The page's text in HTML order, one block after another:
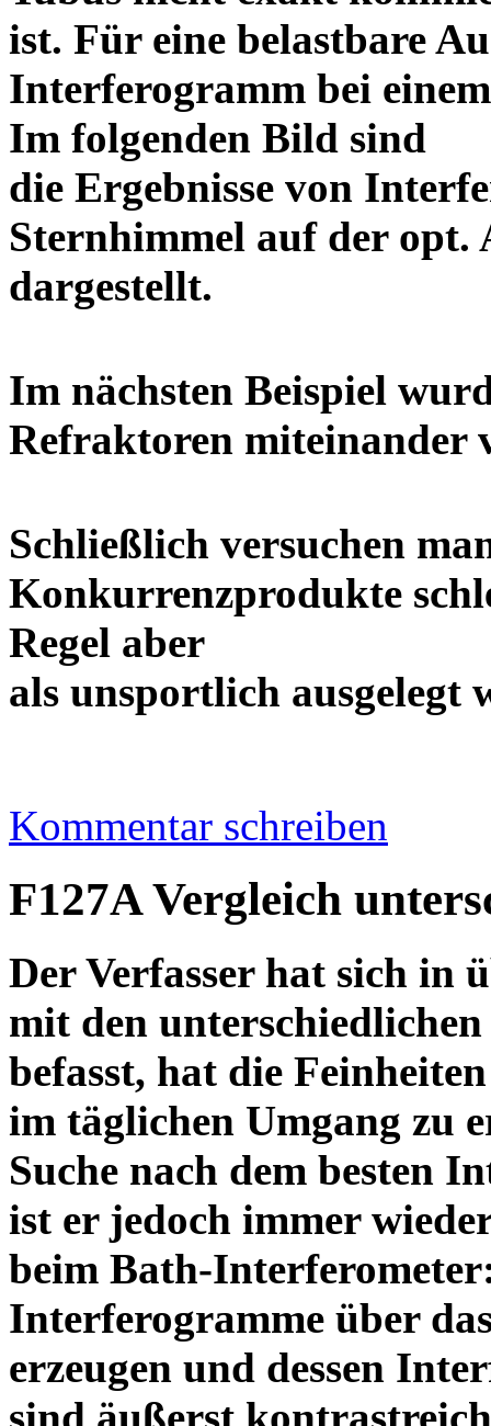
ist. Für eine belastbare
Interferogramm bei
Im folgenden Bild sind
die Ergebnisse von
Sternhimmel auf der opt.
Im nächsten Beispiel
Refraktoren
Schließlich versuchen
Konkurrenzprodukte
Regel aber
als unsportlich
Kommentar schreiben
F127A Vergleich
Der Verfasser hat sich in
mit den
befasst, hat die Feinheiten
im täglichen Umgang zu
Suche nach dem besten
ist er jedoch immer
beim Bath-
Interferogramme über
erzeugen und dessen
sind äußerst